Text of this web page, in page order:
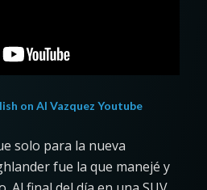
on Al Vazquez Youtube
solo para la nueva
fue la que manejé y